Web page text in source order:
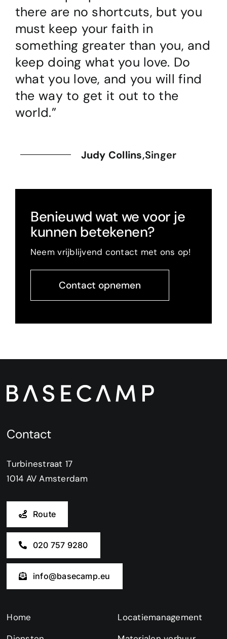
there are no shortcuts, but you
must keep your faith in
something greater than you, and
keep doing what you love. Do
what you love, and you will find
the way to get it out to the
world.”
Judy Collins,Singer
ploeg. Er werd netjes gewerkt,
de crew was beleefd, bewoners
werden netjes te woord gestaan
en de rotzooi werd opgeruimd
en meegenomen. De
buurtbewoners zijn blij verrast.
Jullie mogen terugkomen, als
leefbaar bt terrein
Volgens mij is alles helemaal
goed zo.”
Amber Hooijmans
Benieuwd wat we voor je
kunnen betekenen?
Neem vrijblijvend contact met ons op!
Contact opnemen
Contact
Turbinestraat 17
1014 AV Amsterdam
Route
020 757 9280
info@basecamp.eu
Home
Locatiemanagement